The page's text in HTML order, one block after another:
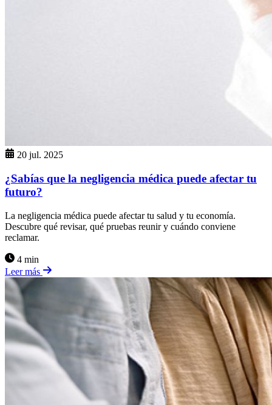
20 jul. 2025
¿Sabías que la negligencia médica puede afectar tu
futuro?
La negligencia médica puede afectar tu salud y tu economía.
Descubre qué revisar, qué pruebas reunir y cuándo conviene
reclamar.
4 min
Leer más